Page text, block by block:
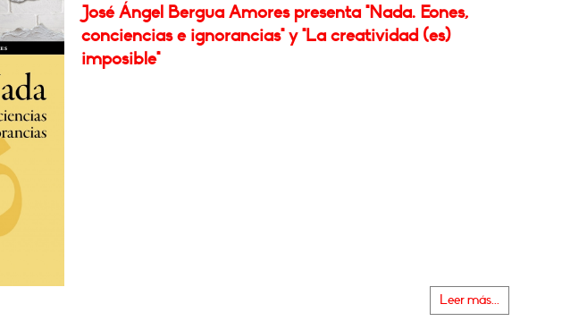
José Ángel Bergua Amores presenta "Nada. Eones,
conciencias e ignorancias" y "La creatividad (es)
imposible"
Leer más...